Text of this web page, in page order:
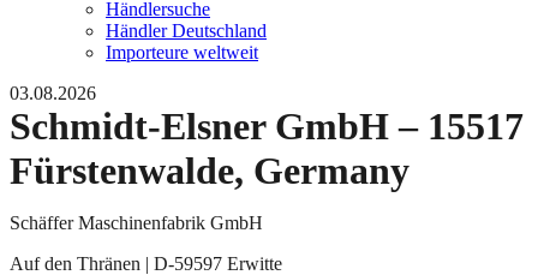
Händlersuche
Händler Deutschland
Importeure weltweit
03.08.2026
Schmidt-Elsner GmbH – 15517
Fürstenwalde, Germany
Schäffer Maschinenfabrik GmbH
Auf den Thränen | D-59597 Erwitte